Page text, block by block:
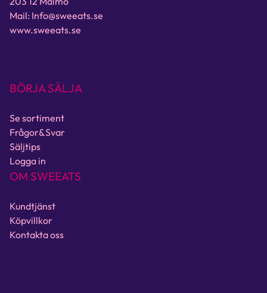
Mail: Info@sweeats.se
www.sweeats.se
BÖRJA SÄLJA
Se sortiment
Frågor&Svar
Säljtips
Logga in
OM SWEEATS
Kundtjänst
Köpvillkor
Kontakta oss